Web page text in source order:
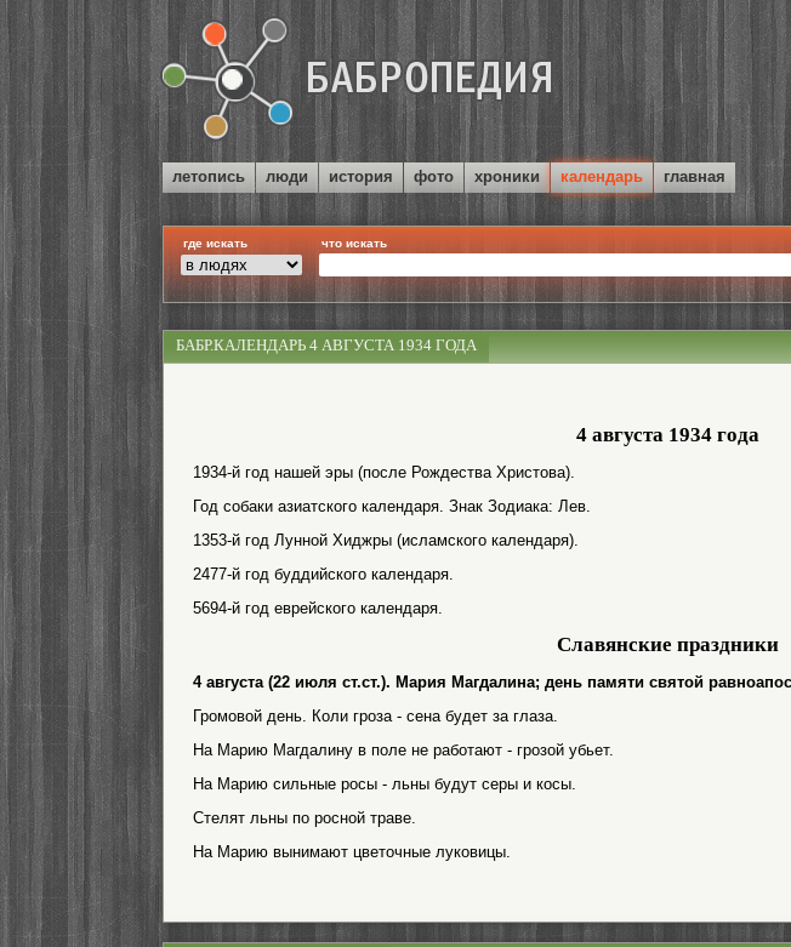
летопись люди история фото хроники календарь главная
где искать что искать
БАБР.КАЛЕНДАРЬ 4 АВГУСТА 1934 ГОДА
4 августа 1934 года
1934-й год нашей эры (после Рождества Христова).
Год собаки азиатского календаря. Знак Зодиака: Лев.
1353-й год Лунной Хиджры (исламского календаря).
2477-й год буддийского календаря.
5694-й год еврейского календаря.
Славянские праздники
4 августа (22 июля ст.ст.). Мария Магдалина; день памяти святой
Громовой день. Коли гроза - сена будет за глаза.
На Марию Магдалину в поле не работают - грозой убьет.
На Марию сильные росы - льны будут серы и косы.
Стелят льны по росной траве.
На Марию вынимают цветочные луковицы.